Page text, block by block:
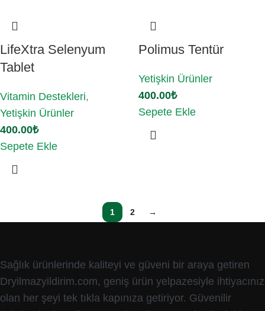
LifeXtra Selenyum
Tablet
Vitamin Destekleri,
Yetişkin Ürünler
400.00₺
Sepete Ekle
Polimus Tentür
Yetişkin Ürünler
400.00₺
Sepete Ekle
1 2 →
Sağlık ürünlerinde kaliteyi ve güveni bir araya getiren
Dryilmazyildirim.com, geniş ürün yelpazesiyle ihtiyacınız
olan her şeyi tek tıkla kapınıza getiriyor. Güvenilir